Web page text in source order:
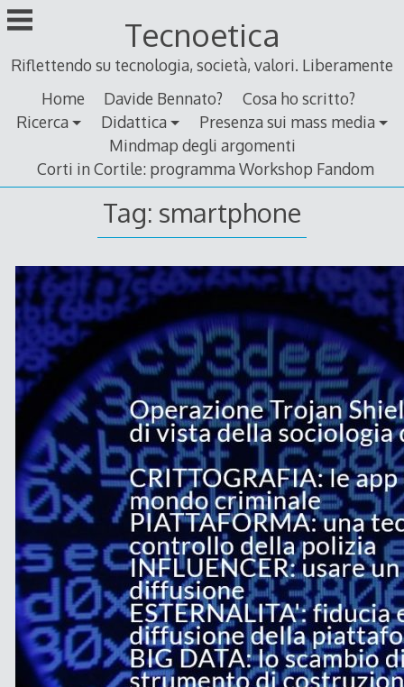
Skip
to
Tecnoetica
Riflettendo su tecnologia, società, valori. Liberamente
Home
Davide Bennato?
Cosa ho scritto?
Ricerca
Didattica
Presenza sui mass media
Mindmap degli argomenti
Corti in Cortile: programma Workshop Fandom
Tag: smartphone